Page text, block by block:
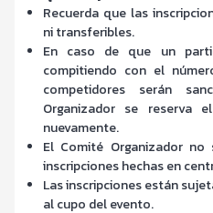
Recuerda que las
ni transferibles.
En caso de que un
compitiendo con el
competidores serán
Organizador se reserva
nuevamente.
El Comité Organizador
inscripciones hechas en
Las inscripciones están
al cupo del evento.